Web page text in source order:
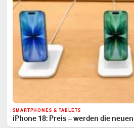
SMARTPHONES & TABLETS
iPhone 18: Preis – werden die